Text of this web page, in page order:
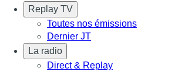
Replay TV
Toutes nos émissions
Dernier JT
La radio
Direct & Replay